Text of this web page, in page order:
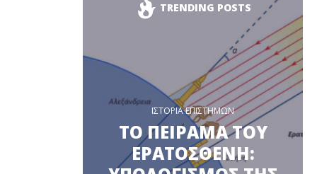
TRENDING POSTS
ΙΣΤΟΡΙΑ ΕΠΙΣΤΗΜΩΝ
ΤΟ ΠΕΙΡΑΜΑ ΤΟΥ
ΕΡΑΤΟΣΘΕΝΗ: